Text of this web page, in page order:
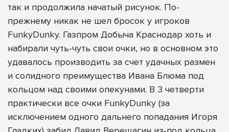
так и продолжила начатый рисунок. По-
прежнему никак не шел бросок у игроков
FunkyDunky. Газпром Добыча Краснодар хоть и
набирали чуть-чуть свои очки, но в основном это
удавалось производить за счет удачных размен
и солидного преимущества Ивана Блюма под
кольцом над своими опекунами. В 3 четверти
практически все очки FunkyDunky (за
исключением одного дальнего попадания Игоря